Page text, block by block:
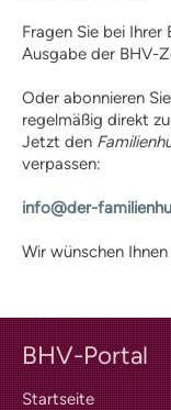
Fragen Sie bei
Ausgabe der BHV-
Oder abonnieren
regelmäßig direkt
Jetzt den
verpassen:
info@der-
Wir wünschen
BHV-Portal
Startseite